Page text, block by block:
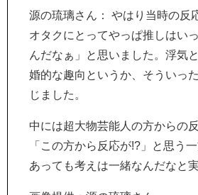
源の琉璃さん： やはり当時の反
オタクにとってやっぱ推しはい
んだなぁ」と思いました。浮気
婚的な趣向というか、そういっ
じました。
中には超大物芸能人の方からの
「この方から反応が!?」と思う
あっても考えは一緒なんだなと